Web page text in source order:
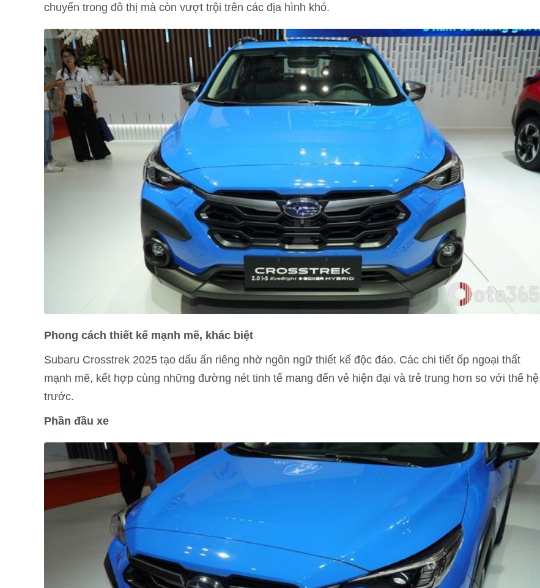
chuyển trong đô thị mà còn vượt trội trên các địa hình khó.
Phong cách thiết kế mạnh mẽ, khác biệt
Subaru Crosstrek 2025 tạo dấu ấn riêng nhờ ngôn ngữ thiết kế độc đáo. Các chi tiết ốp ngoại thất
mạnh mẽ, kết hợp cùng những đường nét tinh tế mang đến vẻ hiện đại và trẻ trung hơn so với thế hệ
trước.
Phần đầu xe